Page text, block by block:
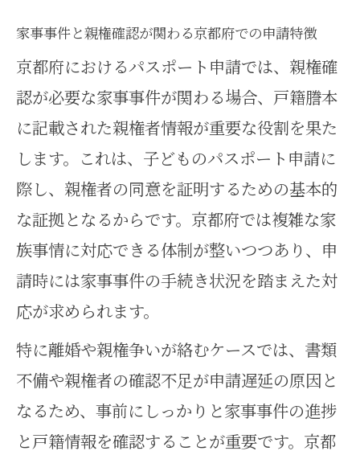
家事事件と親権確認が関わる京都府での申請特徴
京都府におけるパスポート申請では、親権確
認が必要な家事事件が関わる場合、戸籍謄本
に記載された親権者情報が重要な役割を果た
します。これは、子どものパスポート申請に
際し、親権者の同意を証明するための基本的
な証拠となるからです。京都府では複雑な家
族事情に対応できる体制が整いつつあり、申
請時には家事事件の手続き状況を踏まえた対
応が求められます。
特に離婚や親権争いが絡むケースでは、書類
不備や親権者の確認不足が申請遅延の原因と
なるため、事前にしっかりと家事事件の進捗
と戸籍情報を確認することが重要です。京都